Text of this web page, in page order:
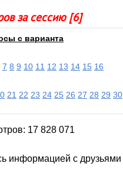
за сессию [6]
с варианта
7 8 9 10 11 12 13 14 15 16
21 22 23 24 25 26 27 28 29 30
17 828 071
информацией с друзьями